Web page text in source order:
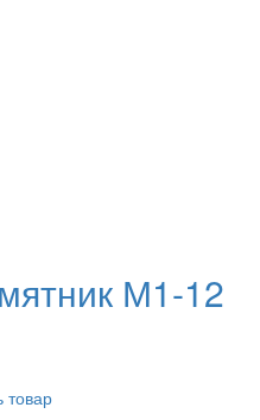
М1-12
товар